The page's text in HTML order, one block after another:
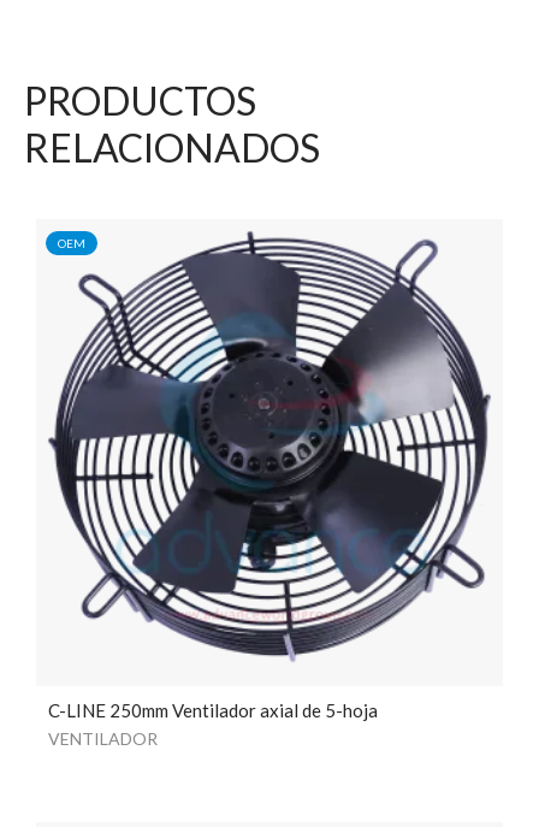
PRODUCTOS
RELACIONADOS
OEM
C-LINE 250mm Ventilador axial de 5-hoja
VENTILADOR